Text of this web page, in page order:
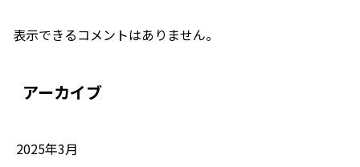
表示できるコメントはありません。
アーカイブ
2025年3月